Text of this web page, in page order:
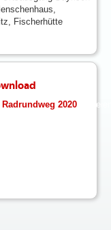
Fischerhütte
neunkirchen/10_Dateien-
2020